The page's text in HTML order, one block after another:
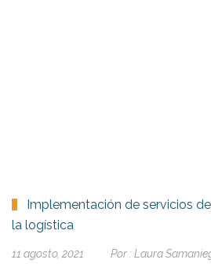
Implementación de servicios
la logística
11 agosto, 2021 Por : Laura